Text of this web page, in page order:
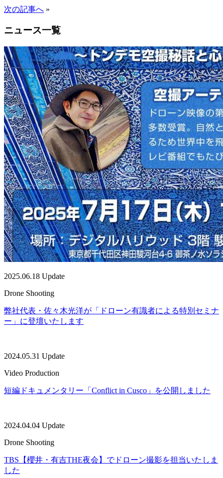
次の記事へ »
ニュース一覧
2025.06.18 Update
Drone Shooting
弊社代表・佐々木光洋が「ドローン有識者による特別セミナ
ー」に登壇いたします
2024.05.31 Update
Video Production
短編ドキュメンタリー「Conflict in Cusco」を公開しました
2024.04.04 Update
Drone Shooting
TBS【櫻井・有吉THE夜会】でドローン撮影を担当いたしま
した